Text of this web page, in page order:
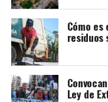
Cómo
residuos
Ley de